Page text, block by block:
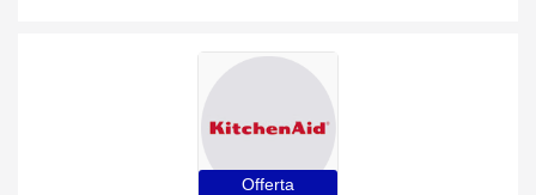
Offerta